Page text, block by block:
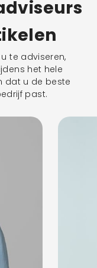
te adviseren,
het hele
dat u de beste
past.